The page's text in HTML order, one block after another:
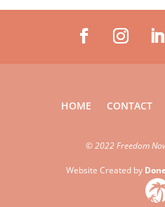
HOME CONTACT
©2022 Freedom
Website Created by